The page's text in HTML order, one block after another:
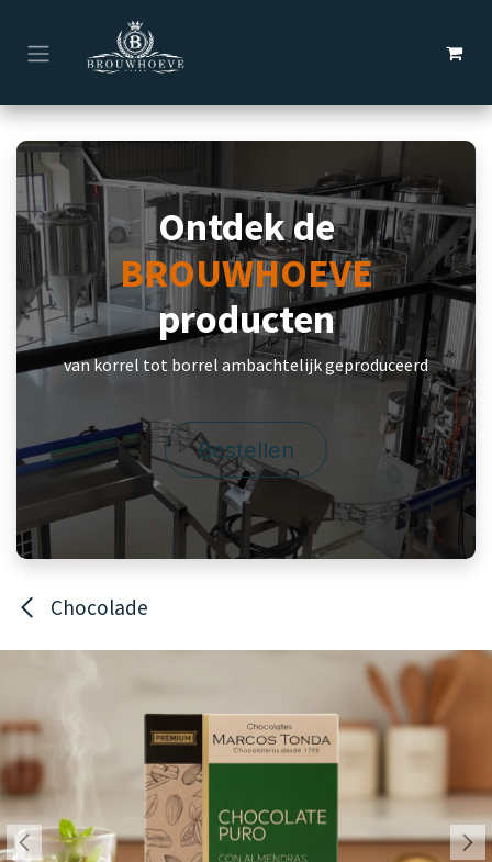
Overslaan naar inhoud
Ontdek de
BROUWHOEVE
producten
van korrel tot borrel ambachtelijk geproduceerd
Bestellen
Chocolade